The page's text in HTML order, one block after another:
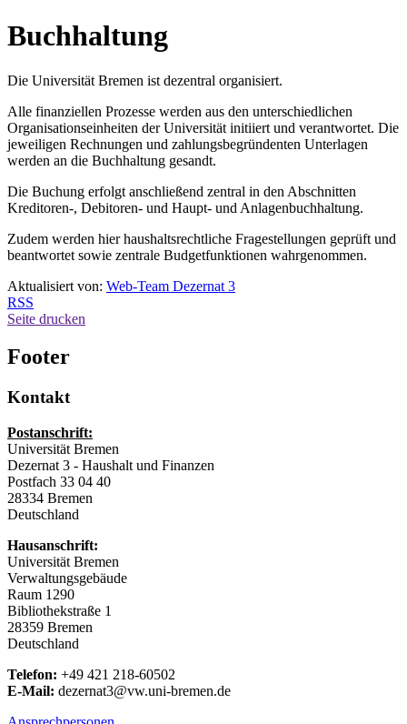
Buchhaltung
Die Universität Bremen ist dezentral organisiert.
Alle finanziellen Prozesse werden aus den unterschiedlichen
Organisationseinheiten der Universität initiiert und verantwortet. Die
jeweiligen Rechnungen und zahlungsbegründenten Unterlagen
werden an die Buchhaltung gesandt.
Die Buchung erfolgt anschließend zentral in den Abschnitten
Kreditoren-, Debitoren- und Haupt- und Anlagenbuchhaltung.
Zudem werden hier haushaltsrechtliche Fragestellungen geprüft und
beantwortet sowie zentrale Budgetfunktionen wahrgenommen.
Aktualisiert von: Web-Team Dezernat 3
RSS
Seite drucken
Footer
Kontakt
Postanschrift:
Universität Bremen
Dezernat 3 - Haushalt und Finanzen
Postfach 33 04 40
28334 Bremen
Deutschland
Hausanschrift:
Universität Bremen
Verwaltungsgebäude
Raum 1290
Bibliothekstraße 1
28359 Bremen
Deutschland
Telefon: +49 421 218-60502
E-Mail: dezernat3@vw.uni-bremen.de